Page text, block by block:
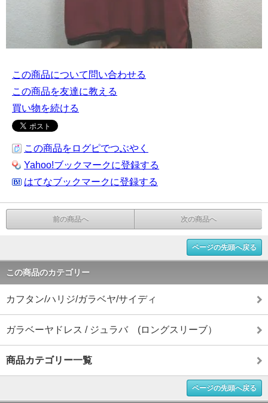
この商品について問い合わせる
この商品を友達に教える
買い物を続ける
この商品をログピでつぶやく
Yahoo!ブックマークに登録する
はてなブックマークに登録する
前の商品へ 次の商品へ
ページの先頭へ戻る
この商品のカテゴリー
カフタン/ハリジ/ガラベヤ/サイディ
ガラベーヤドレス / ジュラバ (ロングスリーブ）
商品カテゴリー一覧
ページの先頭へ戻る